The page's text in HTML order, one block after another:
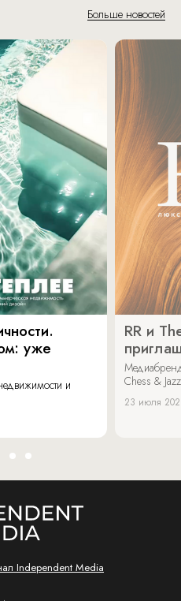
Больше новостей
уже
и
RR и
Chess &
23 июля
Independent Media